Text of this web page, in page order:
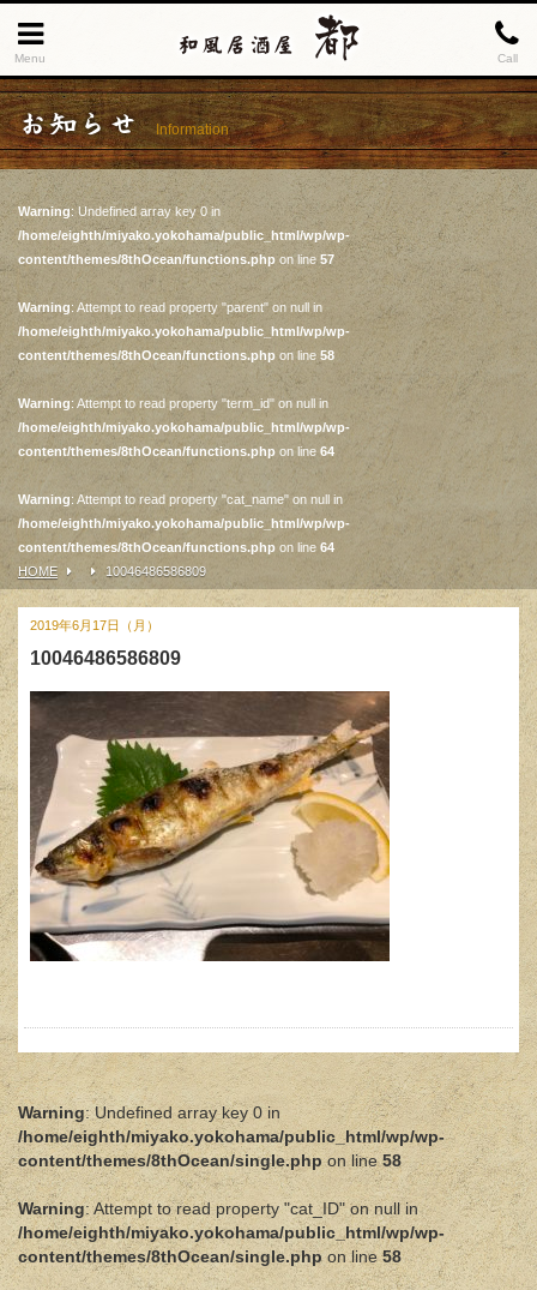
Menu Call
お知らせ Information
Warning: Undefined array key 0 in
/home/eighth/miyako.yokohama/public_html/wp/wp-
content/themes/8thOcean/functions.phpon line57
Warning: Attempt to read property "parent" on null in
/home/eighth/miyako.yokohama/public_html/wp/wp-
content/themes/8thOcean/functions.php on line 58
Warning: Attempt to read property "term_id" on null in
/home/eighth/miyako.yokohama/public_html/wp/wp-
content/themes/8thOcean/functions.php on line 64
Warning: Attempt to read property "cat_name" on null in
/home/eighth/miyako.yokohama/public_html/wp/wp-
content/themes/8thOcean/functions.php on line 64
HOME
10046486586809
2019年6月17日（月）
10046486586809
Warning: Undefined array key 0 in
/home/eighth/miyako.yokohama/public_html/wp/wp-
content/themes/8thOcean/single.phpon line58
Warning: Attempt to read property "cat_ID" on null in
/home/eighth/miyako.yokohama/public_html/wp/wp-
content/themes/8thOcean/single.phpon line58